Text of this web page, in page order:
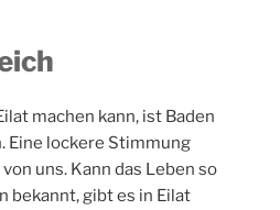
machen kann, ist Baden
Eine lockere Stimmung
uns. Kann das Leben so
bekannt, gibt es in Eilat